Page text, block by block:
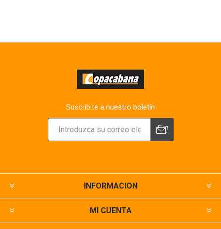
Suscribite a nuestro boletín
INFORMACION
MI CUENTA